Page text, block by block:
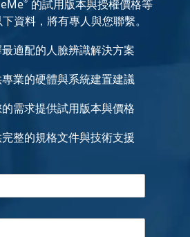
的試用版本與授權價格等
資料，將有專人與您聯繫。
適配的人臉辨識解決方案
業的硬體與系統建置建議
需求提供試用版本與價格
整的規格文件與技術支援